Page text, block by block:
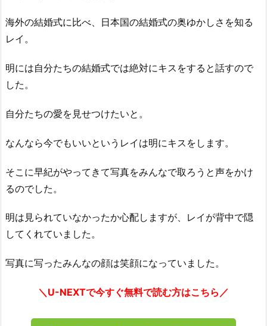
海外の結婚式に比べ、日本国の結婚式の奥ゆかしさを知る
レイ。
明には自分たちの結婚式では絶対にキスをすると話すので
した。
自分たちの愛を見せつけたいと。
なんなら今でもいいというレイは明にキスをします。
そこに早紀がやってきて写真をみんなで取ろうと声をかけ
るのでした。
明は見られていなかったか心配しますが、レイが背中で隠
してくれていました。
写真に写ったみんなの顔は笑顔になっていました。
＼U-NEXTで今すぐ無料で読む方はこちら／